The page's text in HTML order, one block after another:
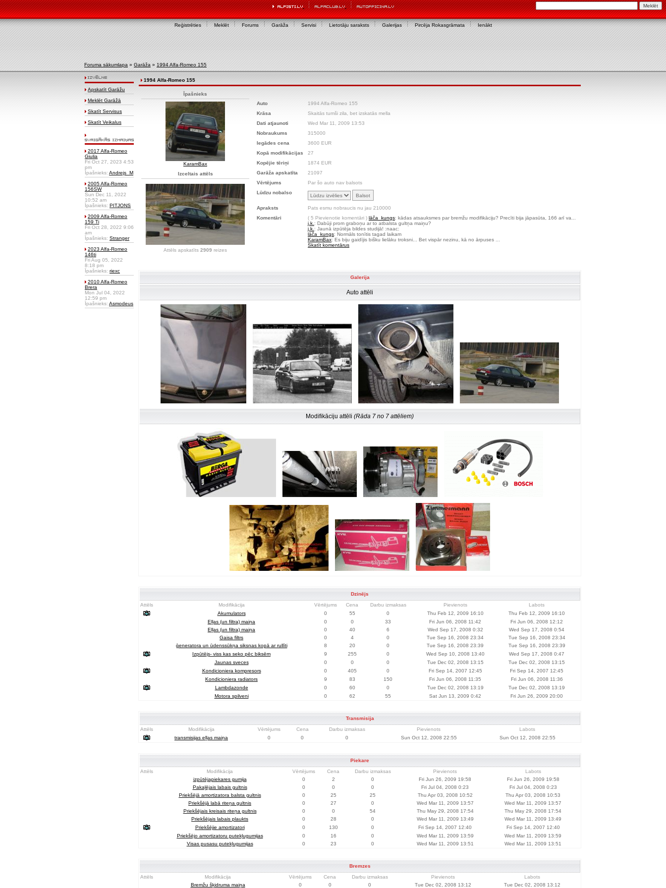
Reģistrēties Meklēt Forums Garāža Servisi Lietotāju saraksts Galerijas Pircēja Rokasgrāmata Ienākt
Foruma sākumlapa » Garāža » 1994 Alfa-Romeo 155
Apskatīt Garāžu
Meklēt Garāžā
Skatīt Servisus
Skatīt Veikalus
2017 Alfa-Romeo
Giulia
Fri Oct 27, 2023 4:53
pm
Īpašnieks: Andrejs_M
2005 Alfa-Romeo
156SW
Sun Dec 11, 2022
10:52 am
Īpašnieks: PITJONS
2009 Alfa-Romeo
159 Ti
Fri Oct 28, 2022 9:06
am
Īpašnieks: Stranger
2023 Alfa-Romeo
146ti
Fri Aug 05, 2022
8:18 pm
Īpašnieks: riexc
2010 Alfa-Romeo
Brera
Mon Jul 04, 2022
12:59 pm
Īpašnieks: Asmodeus
1994 Alfa-Romeo 155
Īpašnieks
KaramBax
Izceltais attēls
Attēls apskatīts 2909 reizes
Auto
1994 Alfa-Romeo 155
Krāsa
Skaitās tumši zila, bet izskatās mella
Dati atjaunoti
Wed Mar 11, 2009 13:53
Nobraukums
315000
Iegādes cena
3600 EUR
Kopā modifikācijas
27
Kopējie tēriņi
1874 EUR
Garāža apskatīta
21097
Vērtējums
Par šo auto nav balsots
Lūdzu nobalso
Apraksts
Pats esmu nobraucis nu jau 210000
Komentāri
( 5 Pievienotie komentāri ) lāča_kungs: kādas atsauksmes par bremžu modifikāciju? Precīti bija jāpasūta, 166 arī va...
j.k. : Dabūji prom graboņu ar to atbalsta gultņa maiņu?
j.k. : Jaunā izpūtēja bildes studijā! :naac:
lāča_kungs: Normāls tonītis tagad laikam
KaramBax: Es biju gaidījis bišku lielāku troksni... Bet vispār nezinu, kā no ārpuses ...
Skatīt komentārus
Galerija
Auto attēli
Modifikāciju attēli (Rāda 7 no 7 attēliem)
Dzinējs
Attēls
Modifikācija Vērtējums Cena Darbu izmaksas Pievienots
Labots
Akumulators
0 55 0 Thu Feb 12, 2009 16:10
Thu Feb 12, 2009 16:10
Eļļas (un filtra) maiņa
0 0 33 Fri Jun 06, 2008 11:42
Fri Jun 06, 2008 12:12
Eļļas (un filtra) maiņa
0 40 6 Wed Sep 17, 2008 0:32
Wed Sep 17, 2008 0:54
Gaisa filtrs
0 4 0 Tue Sep 16, 2008 23:34
Tue Sep 16, 2008 23:34
ģeneratora un ūdenssūkņa siksnas kopā ar rullīti
8 20 0 Tue Sep 16, 2008 23:39
Tue Sep 16, 2008 23:39
Izpūtējs- viss kas seko pēc biksēm
9 255 0 Wed Sep 10, 2008 13:40
Wed Sep 17, 2008 0:47
Jaunas sveces
0 0 0 Tue Dec 02, 2008 13:15
Tue Dec 02, 2008 13:15
Kondicioniera kompresors
0 405 0 Fri Sep 14, 2007 12:45
Fri Sep 14, 2007 12:45
Kondicioniera radiators
9 83 150 Fri Jun 06, 2008 11:35
Fri Jun 06, 2008 11:36
Lambdazonde
0 60 0 Tue Dec 02, 2008 13:19
Tue Dec 02, 2008 13:19
Motora spilveni
0 62 55 Sat Jun 13, 2009 0:42 Fri Jun 26, 2009 20:00
Transmisija
Attēls
Modifikācija Vērtējums Cena Darbu izmaksas Pievienots
Labots
transmisijas eļļas maiņa
0 0 0 Sun Oct 12, 2008 22:55 Sun Oct 12, 2008 22:55
Piekare
Attēls
Modifikācija Vērtējums Cena Darbu izmaksas Pievienots
Labots
izpūtējapiekares gumija
0 2 0 Fri Jun 26, 2009 19:58
Fri Jun 26, 2009 19:58
Pakaļējais labais gultnis
0 0 0 Fri Jul 04, 2008 0:23
Fri Jul 04, 2008 0:23
Priekšējā amortizatora balsta gultnis
0 25 25 Thu Apr 03, 2008 10:52
Thu Apr 03, 2008 10:53
Priekšējā labā riteņa gultnis
0 27 0 Wed Mar 11, 2009 13:57
Wed Mar 11, 2009 13:57
Priekšējais kreisais riteņa gultnis
0 0 54 Thu May 29, 2008 17:54
Thu May 29, 2008 17:54
Priekšējais labais plaukts
0 28 0 Wed Mar 11, 2009 13:49
Wed Mar 11, 2009 13:49
Priekšējie amortizatori
0 130 0 Fri Sep 14, 2007 12:40
Fri Sep 14, 2007 12:40
Priekšējo amortizatoru putekļugumijas
0 16 0 Wed Mar 11, 2009 13:59
Wed Mar 11, 2009 13:59
Visas pusasu putekļugumijas
0 23 0 Wed Mar 11, 2009 13:51 Wed Mar 11, 2009 13:51
Bremzes
Attēls
Modifikācija Vērtējums Cena Darbu izmaksas Pievienots
Labots
Bremžu šķidruma maiņa
0 0 0 Tue Dec 02, 2008 13:12 Tue Dec 02, 2008 13:12